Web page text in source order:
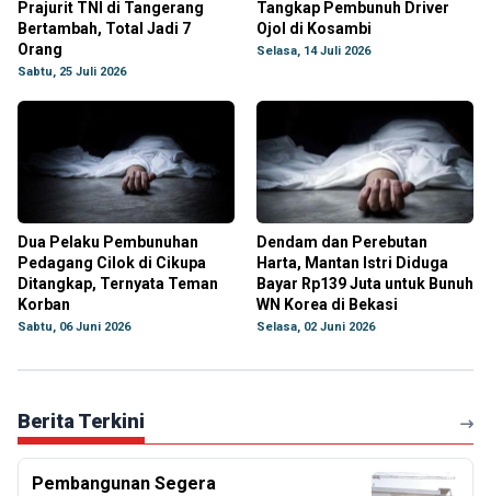
Prajurit TNI di Tangerang
Bertambah, Total Jadi 7
Orang
Sabtu, 25 Juli 2026
Tangkap Pembunuh Driver
Ojol di Kosambi
Selasa, 14 Juli 2026
Dua Pelaku Pembunuhan
Pedagang Cilok di Cikupa
Ditangkap, Ternyata Teman
Korban
Sabtu, 06 Juni 2026
Dendam dan Perebutan
Harta, Mantan Istri Diduga
Bayar Rp139 Juta untuk Bunuh
WN Korea di Bekasi
Selasa, 02 Juni 2026
Berita Terkini
Pembangunan Segera